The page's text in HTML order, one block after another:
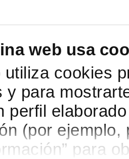
web usa
utiliza cookies
y para
perfil
(por
para